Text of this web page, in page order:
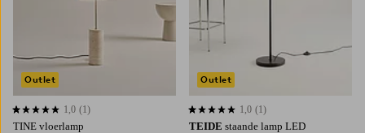
TINE vloerlamp
1,0 op basis van 1 beoordelingen
1,0 (1)
Outlet
TEIDE staande lamp LED
1,0 op basis van 1 beoordelingen
1,0 (1)
Outlet